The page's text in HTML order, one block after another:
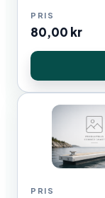
80,00 kr